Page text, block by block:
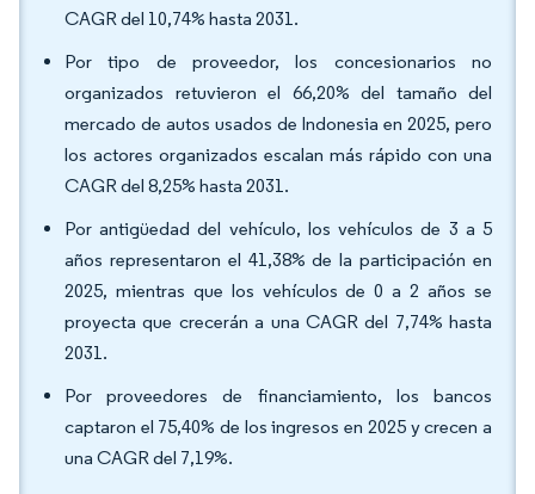
CAGR del 10,74% hasta 2031.
Por tipo de proveedor, los concesionarios no
organizados retuvieron el 66,20% del tamaño del
mercado de autos usados de Indonesia en 2025, pero
los actores organizados escalan más rápido con una
CAGR del 8,25% hasta 2031.
Por antigüedad del vehículo, los vehículos de 3 a 5
años representaron el 41,38% de la participación en
2025, mientras que los vehículos de 0 a 2 años se
proyecta que crecerán a una CAGR del 7,74% hasta
2031.
Por proveedores de financiamiento, los bancos
captaron el 75,40% de los ingresos en 2025 y crecen a
una CAGR del 7,19%.